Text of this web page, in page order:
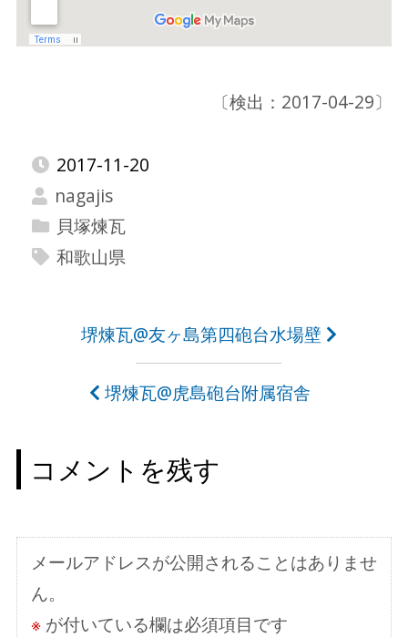
〔検出：2017-04-29〕
2017-11-20
nagajis
貝塚煉瓦
和歌山県
ビ
ゲ
シ
ョ
ン
堺煉瓦@友ヶ島第四砲台水場壁
堺煉瓦@虎島砲台附属宿舎
コメントを残す
メールアドレスが公開されることはありませ
ん。
※が付いている欄は必須項目です